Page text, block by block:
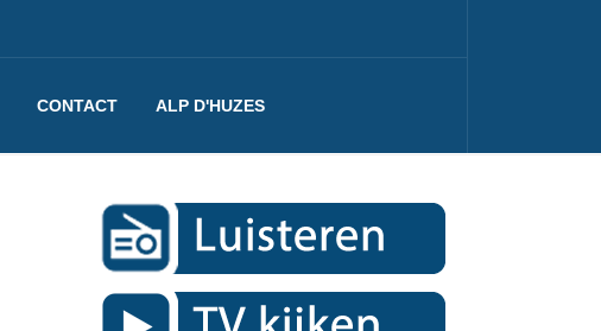
CONTACT ALP D'HUZES